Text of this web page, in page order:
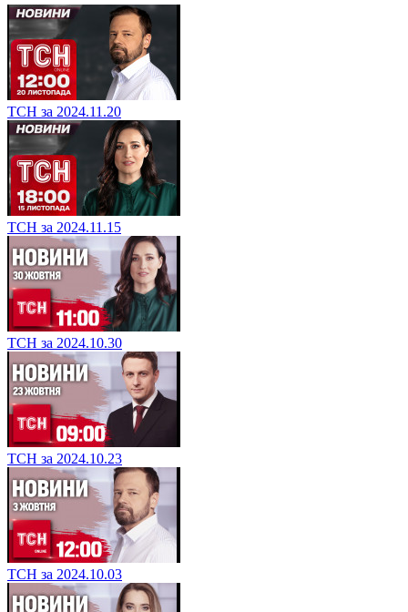
ТСН за 2024.11.20
ТСН за 2024.11.15
ТСН за 2024.10.30
ТСН за 2024.10.23
ТСН за 2024.10.03